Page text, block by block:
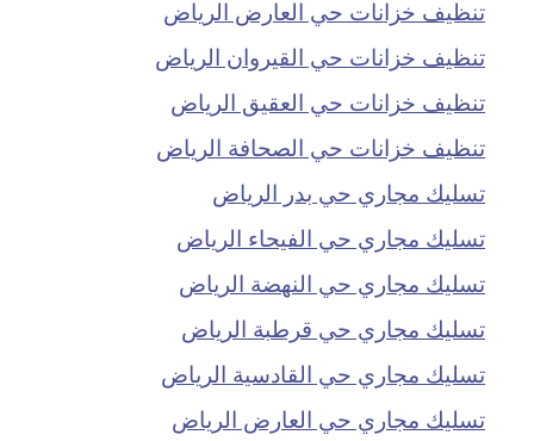
تنظيف خزانات حي العارض الرياض
تنظيف خزانات حي القيروان الرياض
تنظيف خزانات حي العقيق الرياض
تنظيف خزانات حي الصحافة الرياض
تسليك مجاري حي بدر الرياض
تسليك مجاري حي الفيحاء الرياض
تسليك مجاري حي النهضة الرياض
تسليك مجاري حي قرطبة الرياض
تسليك مجاري حي القادسية الرياض
تسليك مجاري حي العارض الرياض